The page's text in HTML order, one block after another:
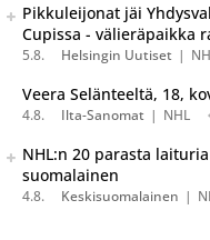
Seuraava uutinen on
Listaa uutisen kaikki versiot
Pikkuleijonat jäi
Cupissa - välieräpaikka
5.8. Helsingin Uutiset
Veera Selänteeltä, 18,
4.8. Ilta-Sanomat NHL
Seuraava uutinen on
Listaa uutisen kaikki versiot
NHL:n 20 parasta
suomalainen
4.8. Keskisuomalainen